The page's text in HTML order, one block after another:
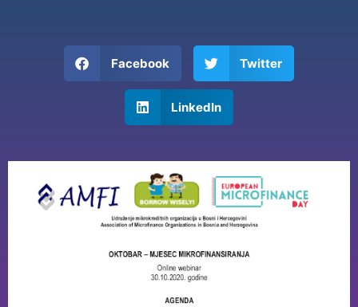
Facebook Twitter
LinkedIn